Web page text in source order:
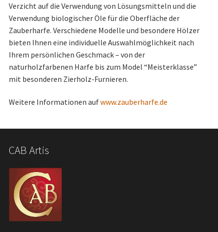
Verzicht auf die Verwendung von Lösungsmitteln und die
Verwendung biologischer Öle für die Oberfläche der
Zauberharfe. Verschiedene Modelle und besondere Hölzer
bieten Ihnen eine individuelle Auswahlmöglichkeit nach
Ihrem persönlichen Geschmack – von der
naturholzfarbenen Harfe bis zum Model “Meisterklasse”
mit besonderen Zierholz-Furnieren.
Weitere Informationen aufwww.zauberharfe.de
CAB Artis